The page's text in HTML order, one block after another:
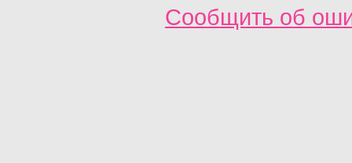
Сообщить об